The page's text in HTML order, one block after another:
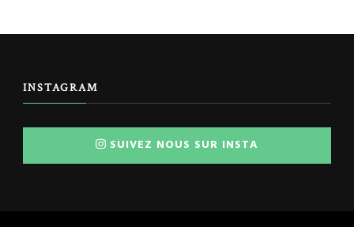
INSTAGRAM
SUIVEZ NOUS SUR INSTA